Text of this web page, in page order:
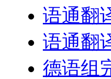
语通翻
语通翻
德语组